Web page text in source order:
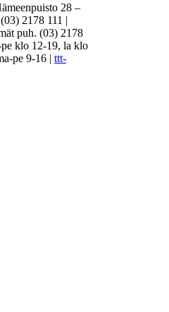
28 –
2178 111 |
puh. (03) 2178
klo 12-19, la klo
pe 9-16 | ttt-